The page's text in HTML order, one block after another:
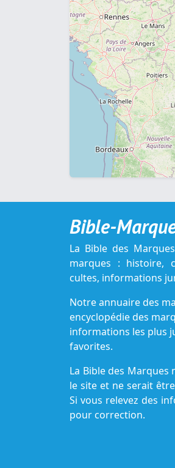
Bible-
La Bible des
marques : histoire,
cultes, informations
Notre annuaire des
encyclopédie des
informations les plus
favorites.
La Bible des
le site et ne serait
Si vous relevez des
pour correction.